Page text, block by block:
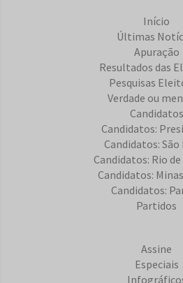
Início
Últimas
Apuração
Resultados das
Pesquisas
Verdade ou
Candidatos
Candidatos:
Candidatos: São
Candidatos: Rio
Candidatos:
Candidatos:
Partidos
Assine
Especiais